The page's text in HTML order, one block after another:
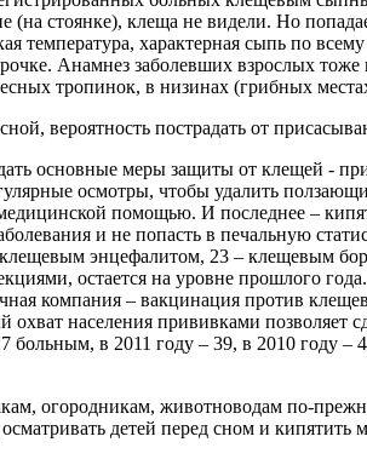
стоянке), клеща не видели. Но
характерная сыпь по всему
Анамнез заболевших взрослых тоже
тропинок, в низинах (грибных
вероятность пострадать от
основные меры защиты от клещей -
осмотры, чтобы удалить
помощью. И последнее –
и не попасть в печальную
энцефалитом, 23 – клещевым
остается на уровне прошлого года.
компания – вакцинация против
охват населения прививками позволяет
больным, в 2011 году – 39, в 2010 году –
огородникам, животноводам по-
детей перед сном и кипятить